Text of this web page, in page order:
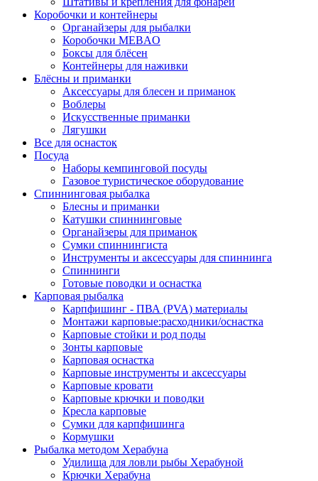
Коробочки и контейнеры
Органайзеры для рыбалки
Коробочки MEBAO
Боксы для блёсен
Контейнеры для наживки
Блёсны и приманки
Аксессуары для блесен и приманок
Воблеры
Искусственные приманки
Лягушки
Все для оснасток
Посуда
Наборы кемпинговой посуды
Газовое туристическое оборудование
Спиннинговая рыбалка
Блесны и приманки
Катушки спиннинговые
Органайзеры для приманок
Сумки спиннингиста
Инструменты и аксессуары для спиннинга
Спиннинги
Готовые поводки и оснастка
Карповая рыбалка
Карпфишинг - ПВА (PVA) материалы
Монтажи карповые:расходники/оснастка
Карповые стойки и род поды
Зонты карповые
Карповая оснастка
Карповые инструменты и аксессуары
Карповые кровати
Карповые крючки и поводки
Кресла карповые
Сумки для карпфишинга
Кормушки
Рыбалка методом Херабуна
Удилища для ловли рыбы Херабуной
Крючки Херабуна